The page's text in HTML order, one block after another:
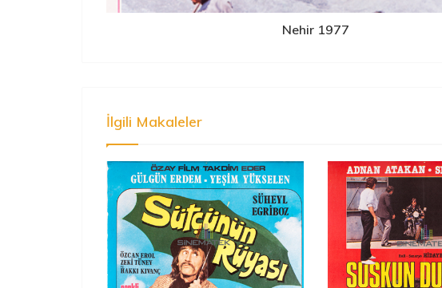
Nehir 1977
İlgili Makaleler